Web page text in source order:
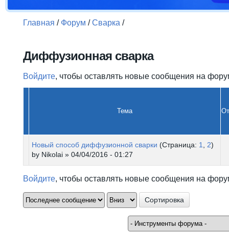
Главная / Форум /Сварка /
Диффузионная сварка
Войдите, чтобы оставлять новые сообщения на
Тема
Новый способ диффузионной сварки (Страница: 1 2)
by Nikolai » 04/04/2016 - 01:27
Войдите, чтобы оставлять новые сообщения на
Сортировка по Сортировка